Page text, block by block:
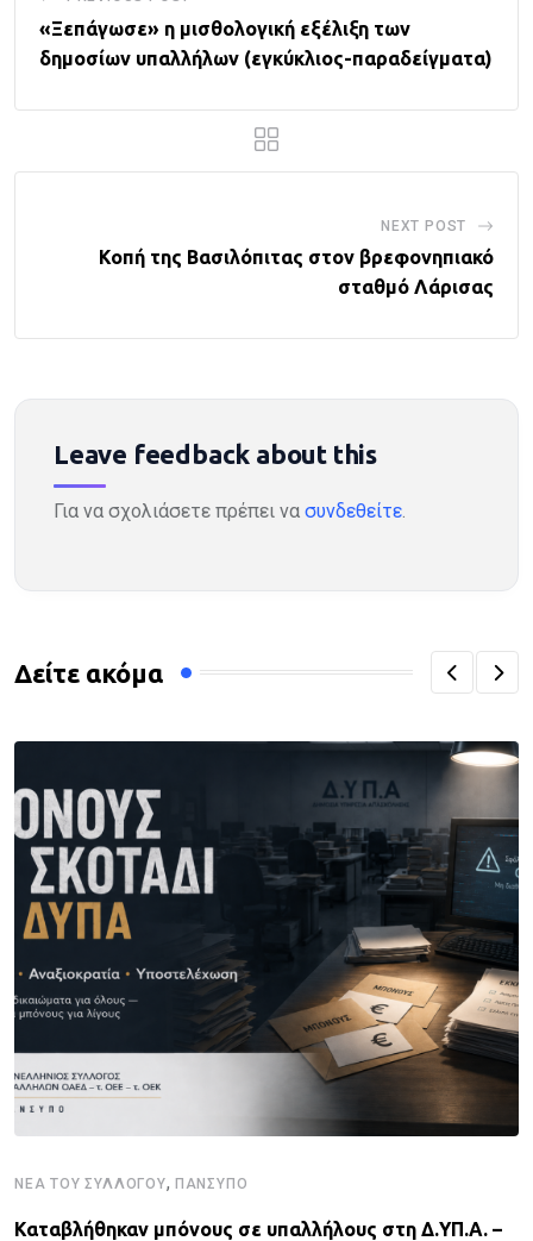
«Ξεπάγωσε» η μισθολογική εξέλιξη των
δημοσίων υπαλλήλων (εγκύκλιος-παραδείγματα)
NEXT POST
Κοπή της Βασιλόπιτας στον βρεφονηπιακό
σταθμό Λάρισας
Leave feedback about this
Για να σχολιάσετε πρέπει να συνδεθείτε.
Δείτε ακόμα
ΝΈΑ ΤΟΥ ΣΥΛΛΌΓΟΥ, ΠΑΝΣΥΠΟ
Καταβλήθηκαν μπόνους σε υπαλλήλους στη Δ.ΥΠ.Α. –